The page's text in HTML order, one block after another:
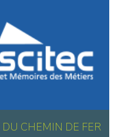
CHEMIN DE FER